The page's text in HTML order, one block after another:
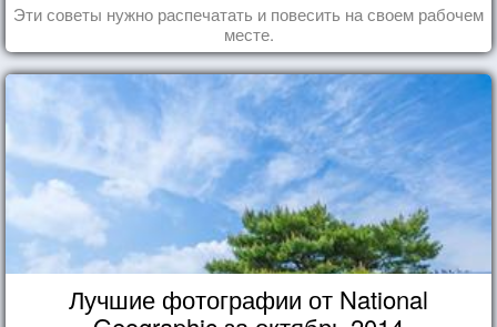
Эти советы нужно распечатать и повесить на своем рабочем
месте.
Лучшие фотографии от National